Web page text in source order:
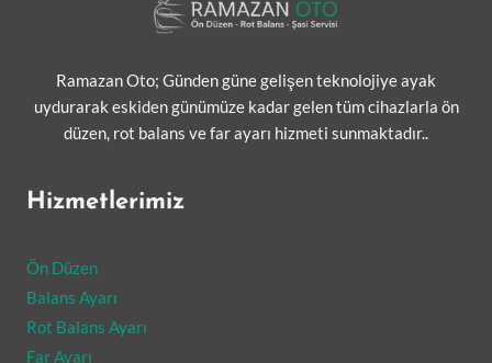
Ramazan Oto; Günden güne gelişen teknolojiye ayak
uydurarak eskiden günümüze kadar gelen tüm cihazlarla ön
düzen, rot balans ve far ayarı hizmeti sunmaktadır..
Hizmetlerimiz
Ön Düzen
Balans Ayarı
Rot Balans Ayarı
Far Ayarı